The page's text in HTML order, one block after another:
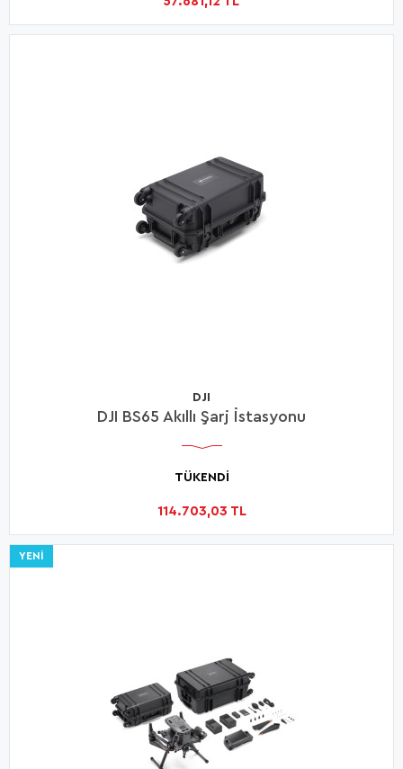
DJI
DJI BS65 Akıllı Şarj İstasyonu
114.703,03 TL
TÜKENDİ
YENI